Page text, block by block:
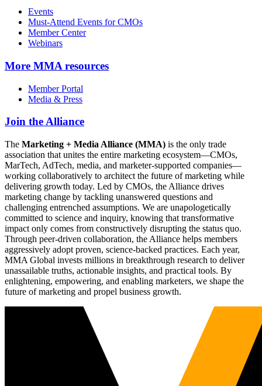
Events
Must-Attend Events for CMOs
Member Center
Webinars
More MMA resources
Member Portal
Media & Press
Join the Alliance
The Marketing + Media Alliance (MMA) is the only trade
association that unites the entire marketing ecosystem—CMOs,
MarTech, AdTech, media, and marketer-supported companies—
working collaboratively to architect the future of marketing while
delivering growth today. Led by CMOs, the Alliance drives
marketing change by tackling unanswered questions and
challenging entrenched assumptions. We are unapologetically
committed to science and inquiry, knowing that transformative
impact only comes from constructively disrupting the status quo.
Through peer-driven collaboration, the Alliance helps members
aggressively adopt proven, science-backed practices. Each year,
MMA Global invests millions in breakthrough research to deliver
unassailable truths, actionable insights, and practical tools. By
enlightening, empowering, and enabling marketers, we shape the
future of marketing and propel business growth.